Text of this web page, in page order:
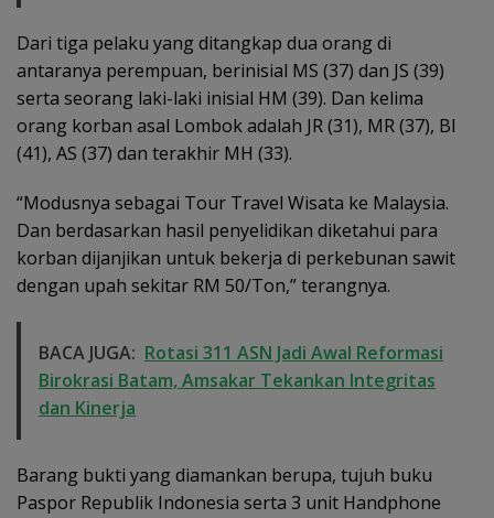
Dari tiga pelaku yang ditangkap dua orang di
antaranya perempuan, berinisial MS (37) dan JS (39)
serta seorang laki-laki inisial HM (39). Dan kelima
orang korban asal Lombok adalah JR (31), MR (37), BI
(41), AS (37) dan terakhir MH (33).
“Modusnya sebagai Tour Travel Wisata ke Malaysia.
Dan berdasarkan hasil penyelidikan diketahui para
korban dijanjikan untuk bekerja di perkebunan sawit
dengan upah sekitar RM 50/Ton,” terangnya.
BACA JUGA: Rotasi 311 ASN Jadi Awal Reformasi
Birokrasi Batam, Amsakar Tekankan Integritas
dan Kinerja
Barang bukti yang diamankan berupa, tujuh buku
Paspor Republik Indonesia serta 3 unit Handphone